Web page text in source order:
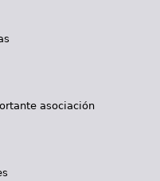
asociación